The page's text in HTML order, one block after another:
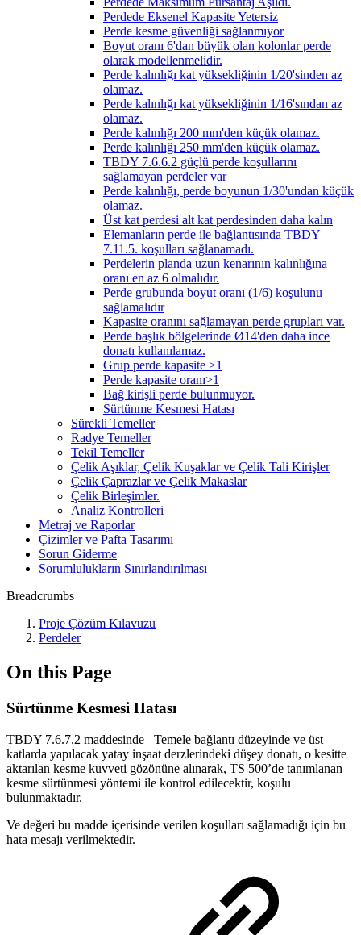
Perdede Eksenel Kapasite Yetersiz
Perde kesme güvenliği sağlanmıyor
Boyut oranı 6'dan büyük olan kolonlar perde
olarak modellenmelidir.
Perde kalınlığı kat yüksekliğinin 1/20'sinden az
olamaz.
Perde kalınlığı kat yüksekliğinin 1/16'sından az
olamaz.
Perde kalınlığı 200 mm'den küçük olamaz.
Perde kalınlığı 250 mm'den küçük olamaz.
TBDY 7.6.6.2 güçlü perde koşullarını
sağlamayan perdeler var
Perde kalınlığı, perde boyunun 1/30'undan küçük
olamaz.
Üst kat perdesi alt kat perdesinden daha kalın
Elemanların perde ile bağlantısında TBDY
7.11.5. koşulları sağlanamadı.
Perdelerin planda uzun kenarının kalınlığına
oranı en az 6 olmalıdır.
Perde grubunda boyut oranı (1/6) koşulunu
sağlamalıdır
Kapasite oranını sağlamayan perde grupları var.
Perde başlık bölgelerinde Ø14'den daha ince
donatı kullanılamaz.
Grup perde kapasite >1
Perde kapasite oranı>1
Bağ kirişli perde bulunmuyor.
Sürtünme Kesmesi Hatası
Sürekli Temeller
Radye Temeller
Tekil Temeller
Çelik Aşıklar, Çelik Kuşaklar ve Çelik Tali Kirişler
Çelik Çaprazlar ve Çelik Makaslar
Çelik Birleşimler.
Analiz Kontrolleri
Metraj ve Raporlar
Çizimler ve Pafta Tasarımı
Sorun Giderme
Sorumlulukların Sınırlandırılması
Breadcrumbs
Proje Çözüm Kılavuzu
Perdeler
On this Page
Sürtünme Kesmesi Hatası
TBDY 7.6.7.2 maddesinde– Temele bağlantı düzeyinde ve üst
katlarda yapılacak yatay inşaat derzlerindeki düşey donatı, o kesitte
aktarılan kesme kuvveti gözönüne alınarak, TS 500’de tanımlanan
kesme sürtünmesi yöntemi ile kontrol edilecektir, koşulu
bulunmaktadır.
Ve değeri bu madde içerisinde verilen koşulları sağlamadığı için bu
hata mesajı verilmektedir.